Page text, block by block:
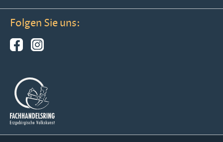
Folgen Sie uns: